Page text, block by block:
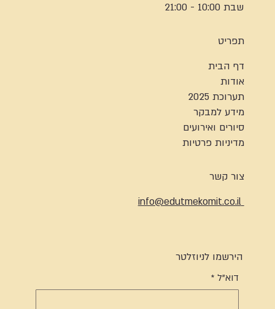
שבת 10:00 - 21:00
תפריט
דף הבית
אודות
תערוכת 2025
מידע למבקר
סיורים ואירועים
מדיניות פרטיות
צור קשר
info@edutmekomit.co.il
הירשמו לניוזלטר
דוא"ל *